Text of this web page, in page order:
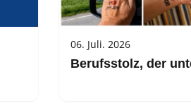
06. Juli. 2026
Berufsstolz, der